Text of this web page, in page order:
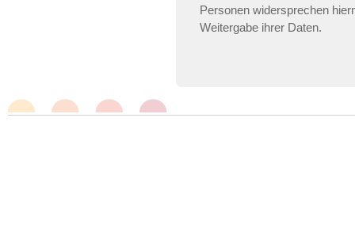
Personen widersprechen
Weitergabe ihrer Daten.